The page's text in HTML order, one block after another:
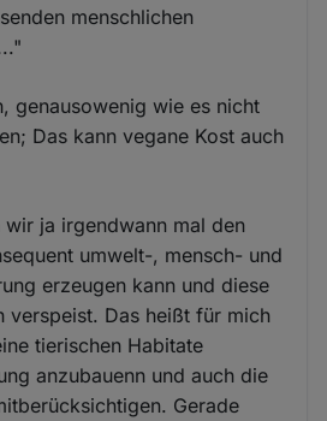
menschlichen
genausowenig wie es nicht
Das kann vegane Kost auch
ja irgendwann mal den
umwelt-, mensch- und
erzeugen kann und diese
verspeist. Das heißt für mich
tierischen Habitate
anzubauenn und auch die
Gerade